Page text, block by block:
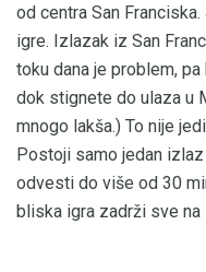
od centra San
igre. Izlazak iz San
toku dana je problem,
dok stignete do ulaza u
mnogo lakša.) To nije
Postoji samo jedan
odvesti do više od 30
bliska igra zadrži sve